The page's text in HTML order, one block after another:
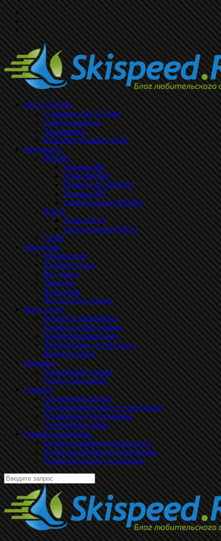
SKI 76 TEAM
О команде Ski 76 Team
Список команды
Экипировка
КЛБМатч ПроБЕГа 2019
Федерации
ФЛГЯО
Сборная ЯО
Устав ФЛГЯО
Руководство ФЛГЯО
Тренеры ЯО
Список членов ФЛГЯО
ЯЛСЛ
Устав ЯЛСЛ
Список членов ЯЛСЛ
СБЯО
Календари
Мультиспорт
Лыжные гонки
Бег / кросс
Триатлон
Велогонки
Другие виды спорта
Фото, видео
Фотоблог Skispeed.Ru
Ссылки на фотографии
Фоторепортажы блога
Фотоальбомы друзей блога
Видео на блоге
Полезное
Спортивные товары
Сайты трансляций
Справка
Спортивные школы
Медицинский осмотр спортсменов
Страхование спортсменов
Спортивные сайты
Помощь и контакты
Политика конфиденциальности
Политика обработки метаданных
Пользовательское соглашение